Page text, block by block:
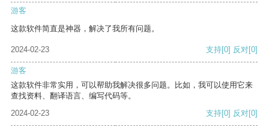
游客
这款软件简直是神器，解决了我所有问题。
2024-02-23 支持[0] 反对[0]
游客
这款软件非常实用，可以帮助我解决很多问题。比如，我可以使用它来
查找资料、翻译语言、编写代码等。
2024-02-23
支持[0] 反对[0]